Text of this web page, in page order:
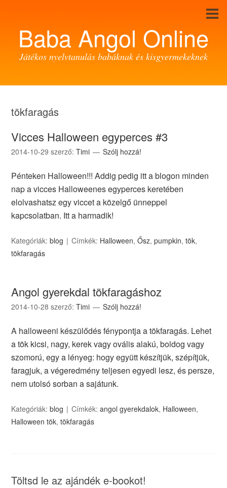
Baba Angol Online
Játékos nyelvtanulás babáknak és kisgyermekeknek
tökfaragás
Vicces Halloween egyperces #3
2014-10-29 szerző:Timi Szólj hozzá!
Pénteken Halloween!!! Addig pedig itt a blogon minden
nap a vicces Halloweenes egyperces keretében
elolvashatsz egy viccet a közelgő ünneppel
kapcsolatban. Itt a harmadik!
Kategóriák:blog Címkék: Halloween,Ősz,pumpkin,tök,
tökfaragás
Angol gyerekdal tökfaragáshoz
2014-10-28 szerző:Timi Szólj hozzá!
A halloweeni készülődés fénypontja a tökfaragás. Lehet
a tök kicsi, nagy, kerek vagy ovális alakú, boldog vagy
szomorú, egy a lényeg: hogy együtt készítjük, szépítjük,
faragjuk, a végeredmény teljesen egyedi lesz, és persze,
nem utolsó sorban a sajátunk.
Kategóriák:blog Címkék:angol gyerekdalok, Halloween,
Halloween tök,tökfaragás
Töltsd le az ajándék e-bookot!